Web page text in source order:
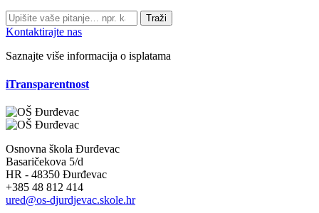
Traži
Kontaktirajte nas
Saznajte više informacija o isplatama
iTransparentnost
Osnovna škola Đurđevac
Basaričekova 5/d
HR - 48350 Đurđevac
+385 48 812 414
ured@os-djurdjevac.skole.hr